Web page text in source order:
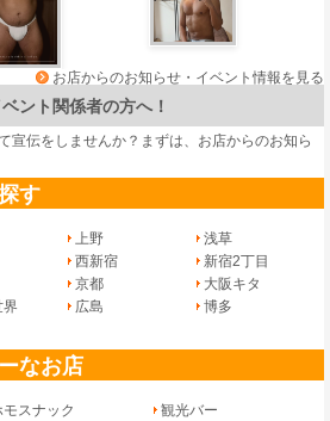
お店からのお知らせ・イベント情報を見る
ント関係者の方へ！
宣伝をしませんか？まずは、 お店からのお知ら
す
上野
浅草
西新宿
新宿2丁目
京都
大阪キタ
界 広島
博多
なお店
モスナック
観光バー